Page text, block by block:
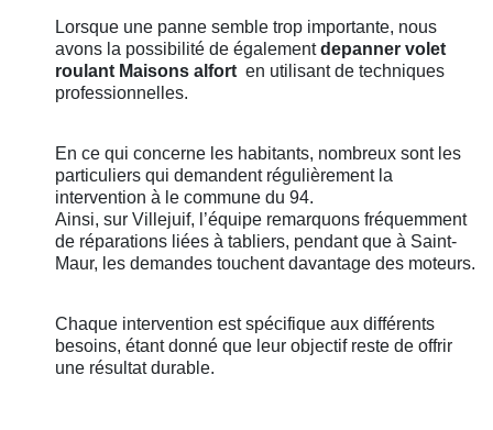
Lorsque une panne semble trop importante, nous
avons la possibilité de égalementdepanner volet
roulant Maisons alfort en utilisant de techniques
professionnelles.
En ce qui concerne les habitants, nombreux sont les
particuliers qui demandent régulièrement la
intervention à le commune du 94.
Ainsi, sur Villejuif, l’équipe remarquons fréquemment
de réparations liées à tabliers, pendant que à Saint-
Maur, les demandes touchent davantage des moteurs.
Chaque intervention est spécifique aux différents
besoins, étant donné que leur objectif reste de offrir
une résultat durable.